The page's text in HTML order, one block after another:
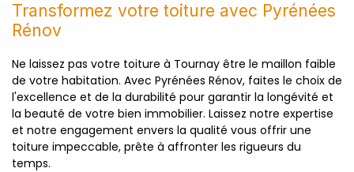
Transformez votre toiture avec Pyrénées
Rénov
Ne laissez pas votre toiture à Tournay être le maillon faible
de votre habitation. Avec Pyrénées Rénov, faites le choix de
l'excellence et de la durabilité pour garantir la longévité et
la beauté de votre bien immobilier. Laissez notre expertise
et notre engagement envers la qualité vous offrir une
toiture impeccable, prête à affronter les rigueurs du
temps.